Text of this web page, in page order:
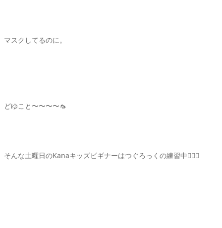
マスクしてるのに。
どゆこと〜〜〜〜🦟
そんな土曜日のKanaキッズビギナーはつぐろっくの練習中🙆🏻‍♀️